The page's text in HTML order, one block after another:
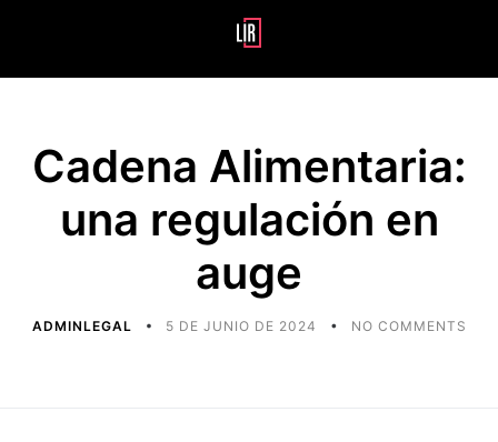
Cadena Alimentaria:
una regulación en
auge
ADMINLEGAL 5 DE JUNIO DE 2024 NO COMMENTS